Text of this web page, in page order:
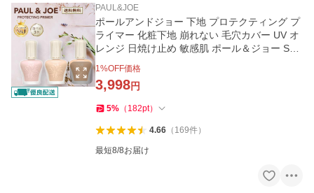
PAUL&JOE
ポールアンドジョー 下地 プロテクティング プ
ライマー 化粧下地 崩れない 毛穴カバー UV オ
レンジ 日焼け止め 敏感肌 ポール＆ジョー SPF
1%OFF価格
3,998円
5% （ 182pt）
4.66（ 169件）
最短8/8お届け